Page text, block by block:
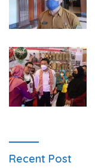
Recent Post